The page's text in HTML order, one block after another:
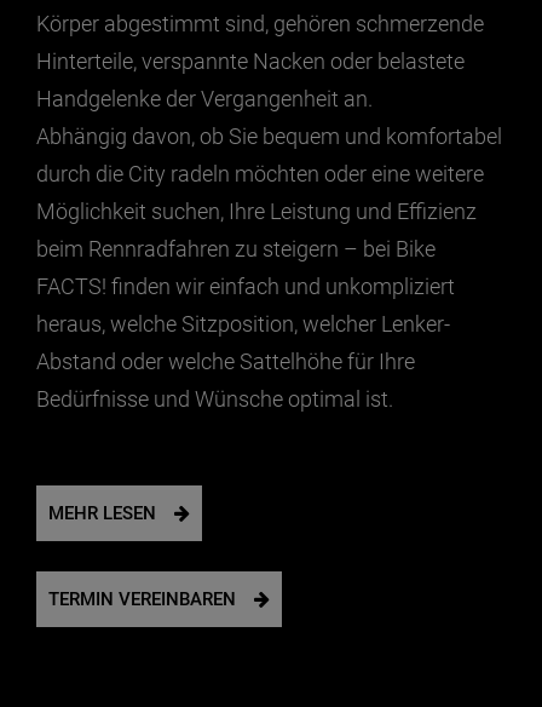
Körper abgestimmt sind, gehören schmerzende
Hinterteile, verspannte Nacken oder belastete
Handgelenke der Vergangenheit an.
Abhängig davon, ob Sie bequem und komfortabel
durch die City radeln möchten oder eine weitere
Möglichkeit suchen, Ihre Leistung und Effizienz
beim Rennradfahren zu steigern – bei Bike
FACTS! finden wir einfach und unkompliziert
heraus, welche Sitzposition, welcher Lenker-
Abstand oder welche Sattelhöhe für Ihre
Bedürfnisse und Wünsche optimal ist.
MEHR LESEN
TERMIN VEREINBAREN